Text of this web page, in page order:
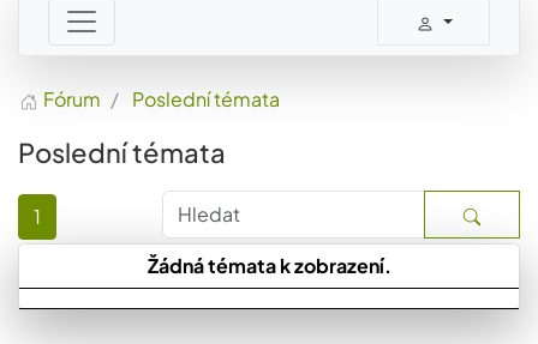
Fórum Poslední témata
Poslední témata
1
Žádná témata k zobrazení.